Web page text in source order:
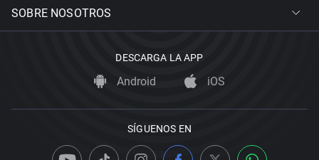
SOBRE NOSOTROS
DESCARGA LA APP
Android iOS
SÍGUENOS EN